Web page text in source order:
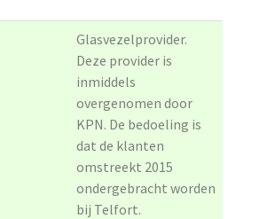
Glasvezelprovider.
Deze provider is
inmiddels
overgenomen door
KPN. De bedoeling is
dat de klanten
omstreekt 2015
ondergebracht worden
bij Telfort.